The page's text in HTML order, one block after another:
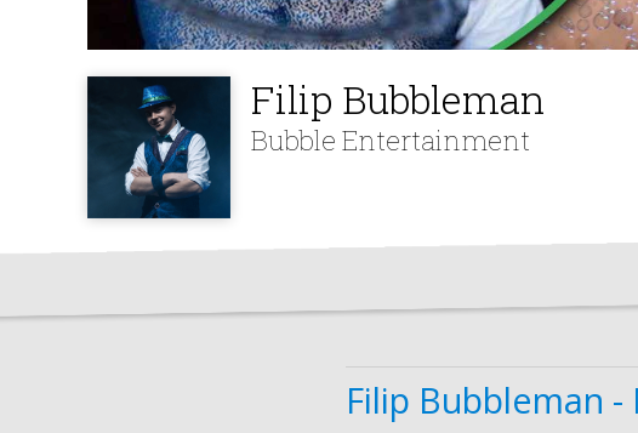
Filip Bubbleman
Bubble Entertainment
Filip Bubbleman -